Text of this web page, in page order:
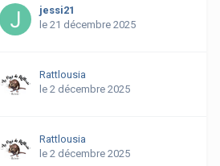
jessi21
le 21 décembre 2025
Rattlousia
le 2 décembre 2025
Rattlousia
le 2 décembre 2025